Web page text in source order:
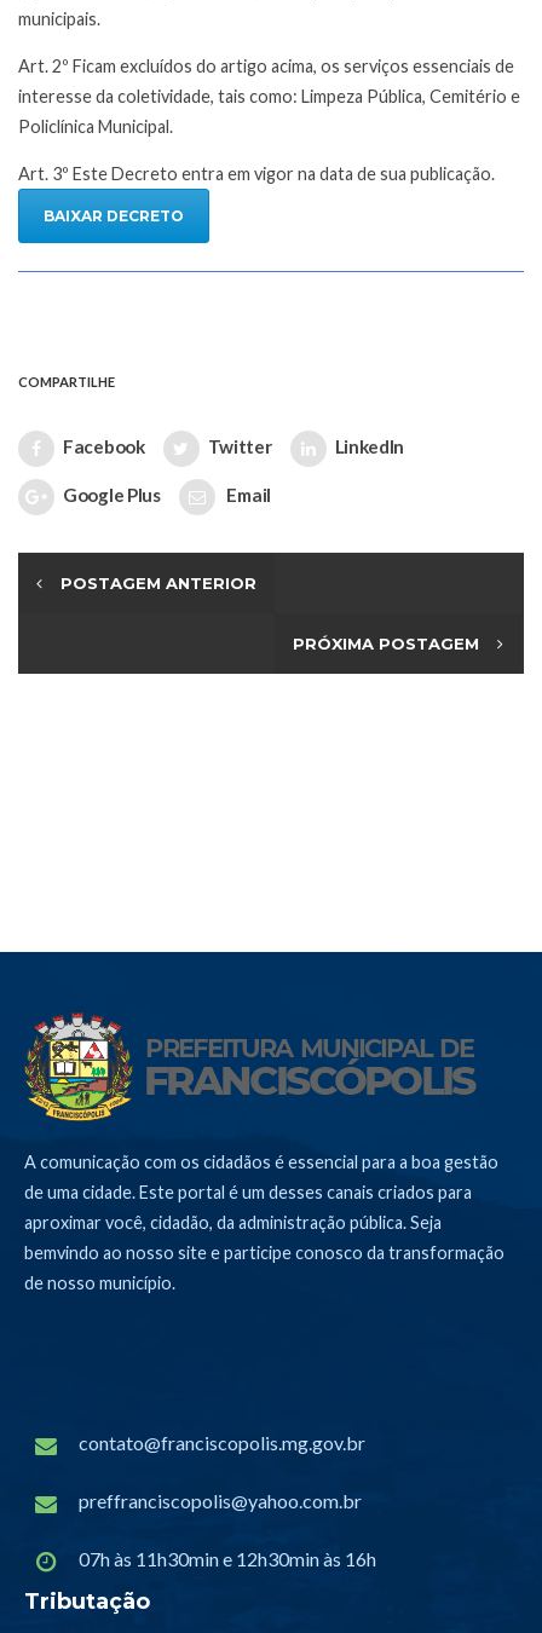
municipais.
Art. 2º Ficam excluídos do artigo acima, os serviços essenciais de
interesse da coletividade, tais como: Limpeza Pública, Cemitério e
Policlínica Municipal.
Art. 3º Este Decreto entra em vigor na data de sua publicação.
BAIXAR DECRETO
COMPARTILHE
Facebook Twitter LinkedIn
Google Plus Email
POSTAGEM ANTERIOR
PRÓXIMA POSTAGEM
A comunicação com os cidadãos é essencial para a boa gestão
de uma cidade. Este portal é um desses canais criados para
aproximar você, cidadão, da administração pública. Seja
bemvindo ao nosso site e participe conosco da transformação
de nosso município.
contato@franciscopolis.mg.gov.br
preffranciscopolis@yahoo.com.br
07h às 11h30min e 12h30min às 16h
Tributação